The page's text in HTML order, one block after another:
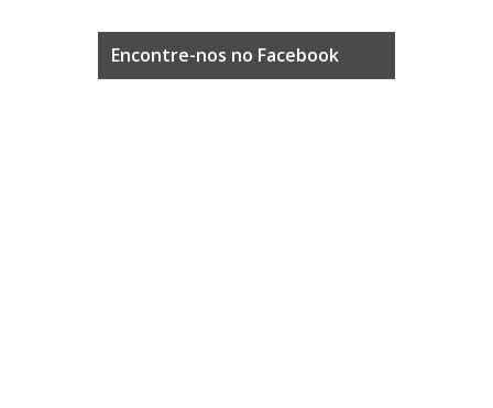
Encontre-nos no Facebook